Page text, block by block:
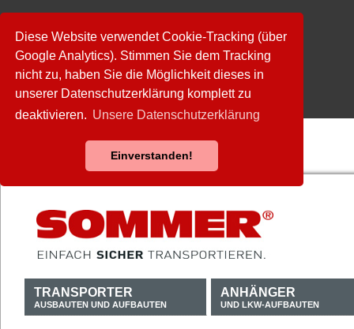
Diese Website verwendet Cookie-Tracking (über
Google Analytics). Stimmen Sie dem Tracking
nicht zu, haben Sie die Möglichkeit dieses in
unserer Datenschutzerklärung komplett zu
deaktivieren. Unsere Datenschutzerklärung
Einverstanden!
TRANSPORTER
AUSBAUTEN UND AUFBAUTEN
ANHÄNGER
UND LKW-AUFBAUTEN